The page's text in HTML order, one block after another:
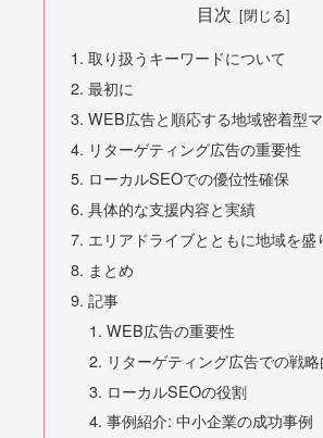
目次
取り扱うキーワードについて
最初に
WEB広告と順応する地域密着型
リターゲティング広告の重要性
ローカルSEOでの優位性確保
具体的な支援内容と実績
エリアドライブとともに地域を盛
まとめ
記事
WEB広告の重要性
リターゲティング広告での戦
ローカルSEOの役割
事例紹介: 中小企業の成功事例